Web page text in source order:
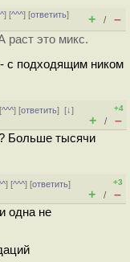
] [^^^] [ответить]
+ / –
раст это микс.
с подходящим ником
^^^] [ответить][↓]
+4
+ / –
Больше тысячи
] [^^^] [ответить]
+3
+ / –
одна не